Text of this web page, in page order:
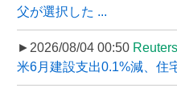
父が選択した ...
►2026/08/04 00:50 Reuters
米6月建設支出0.1%減、住